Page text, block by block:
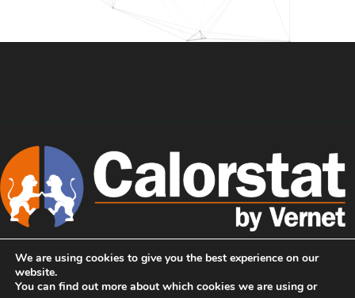
We are using cookies to give you the best experience on our
website.
You can find out more about which cookies we are using or